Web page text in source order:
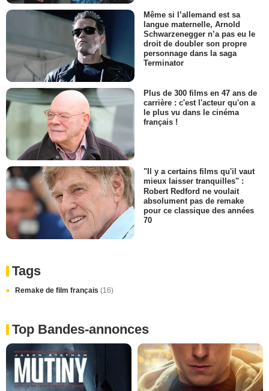
Même si l’allemand est sa
langue maternelle, Arnold
Schwarzenegger n’a pas eu le
droit de doubler son propre
personnage dans la saga
Terminator
Plus de 300 films en 47 ans de
carrière : c'est l'acteur qu'on a
le plus vu dans le cinéma
français !
"Il y a certains films qu'il vaut
mieux laisser tranquilles" :
Robert Redford ne voulait
absolument pas de remake
pour ce classique des années
70
Tags
Remake de film français (16)
Top Bandes-annonces